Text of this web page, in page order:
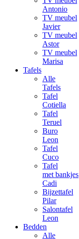
Antonio
TV meubel
Javier
TV meubel
Astor
TV meubel
Marisa
Tafels
Alle
Tafels
Tafel
Cotiella
Tafel
Teruel
Buro
Leon
Tafel
Cuco
Tafel
met bankjes
Cadi
Bijzettafel
Pilar
Salontafel
Leon
Bedden
Alle